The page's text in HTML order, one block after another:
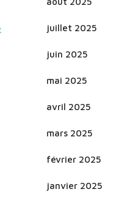
juillet 2025
juin 2025
mai 2025
avril 2025
mars 2025
février 2025
janvier 2025